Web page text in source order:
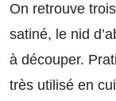
On retrouve
satiné, le nid
à découper.
très utilisé en